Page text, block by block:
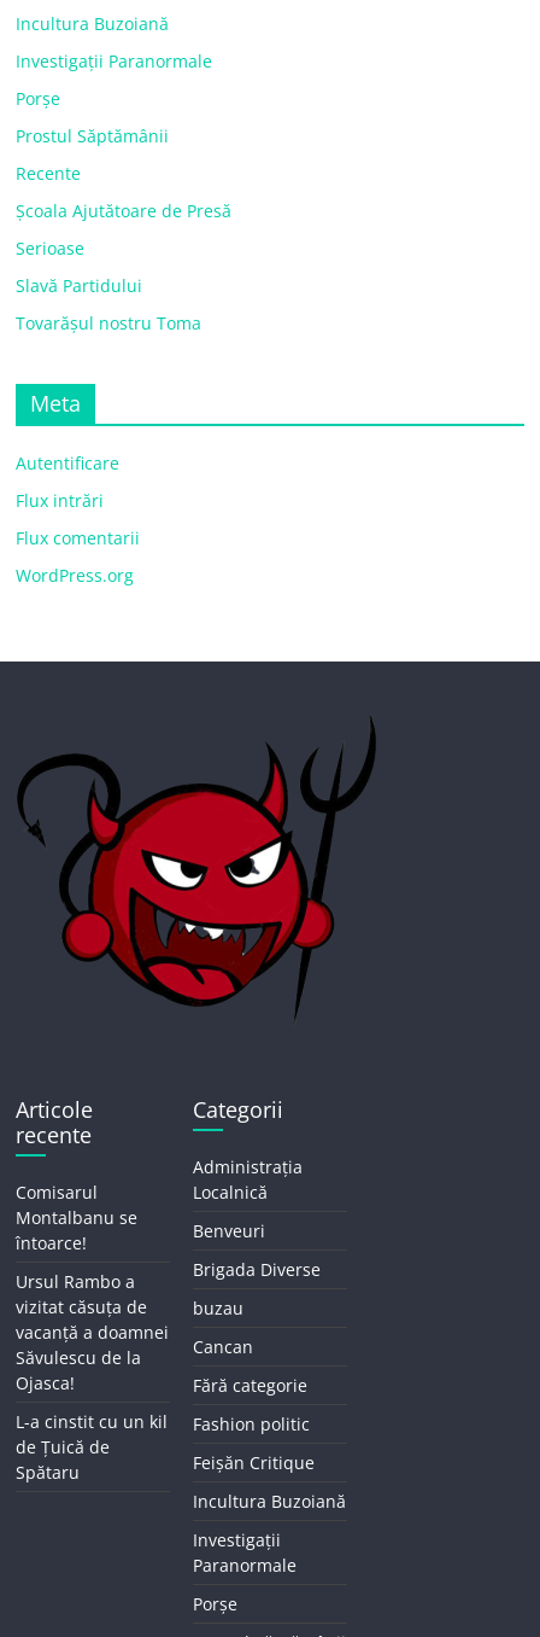
Incultura Buzoiană
Investigații Paranormale
Porșe
Prostul Săptămânii
Recente
Școala Ajutătoare de Presă
Serioase
Slavă Partidului
Tovarășul nostru Toma
Meta
Autentificare
Flux intrări
Flux comentarii
WordPress.org
Articole
recente
Comisarul
Montalbanu se
întoarce!
Ursul Rambo a
vizitat căsuța de
vacanță a doamnei
Săvulescu de la
Ojasca!
L-a cinstit cu un kil
de Țuică de
Spătaru
Categorii
Administrația
Localnică
Benveuri
Brigada Diverse
buzau
Cancan
Fără categorie
Fashion politic
Feișăn Critique
Incultura Buzoiană
Investigații
Paranormale
Porșe